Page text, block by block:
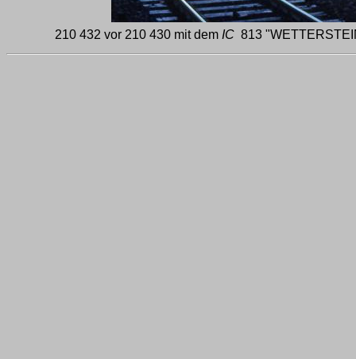
210 432 vor 210 430 mit dem IC813